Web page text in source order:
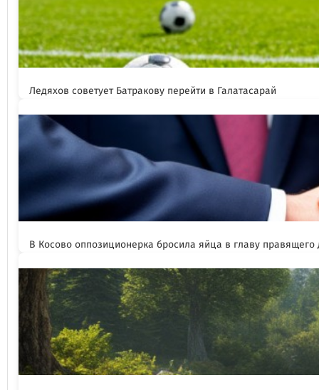
Ледяхов советует Батракову перейти в Галатасарай
В Косово оппозиционерка бросила яйца в главу